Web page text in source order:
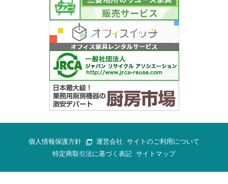
個人情報保護方針 運営会社 サイトのご利用について
特定商取引法に基づく表記 サイトマップ